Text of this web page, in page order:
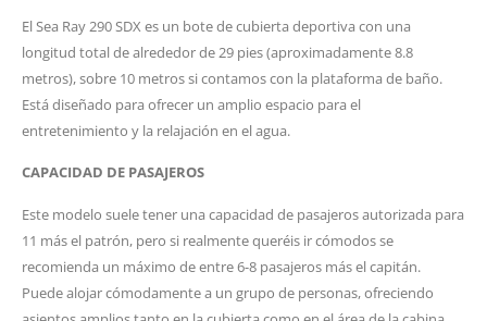
El Sea Ray 290 SDX es un bote de cubierta deportiva con una
longitud total de alrededor de 29 pies (aproximadamente 8.8
metros), sobre 10 metros si contamos con la plataforma de baño.
Está diseñado para ofrecer un amplio espacio para el
entretenimiento y la relajación en el agua.
CAPACIDAD DE PASAJEROS
Este modelo suele tener una capacidad de pasajeros autorizada para
11 más el patrón, pero si realmente queréis ir cómodos se
recomienda un máximo de entre 6-8 pasajeros más el capitán.
Puede alojar cómodamente a un grupo de personas, ofreciendo